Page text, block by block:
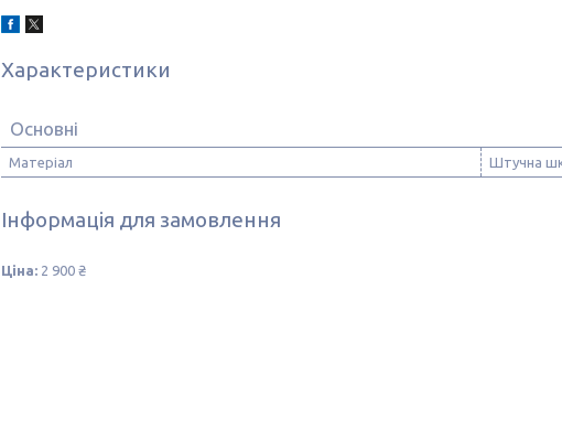
Характеристики
Основні
Матеріал Штучна
Інформація для замовлення
Ціна: 2 900 ₴